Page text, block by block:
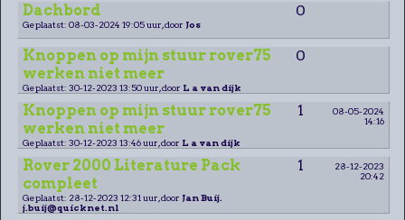
Dachbord 0
Geplaatst: 08-03-2024 19:05 uur, door Jos
Knoppen op mijn stuur rover75
werken niet meer
0
Geplaatst: 30-12-2023 13:50 uur, door L a van dijk
Knoppen op mijn stuur rover75
werken niet meer
1
08-05-2024
14:16
Geplaatst: 30-12-2023 13:46 uur, door L a van dijk
Rover 2000 Literature Pack
compleet
1
28-12-2023
20:42
Geplaatst: 28-12-2023 12:31 uur, door Jan Buij.
j.buij@quicknet.nl